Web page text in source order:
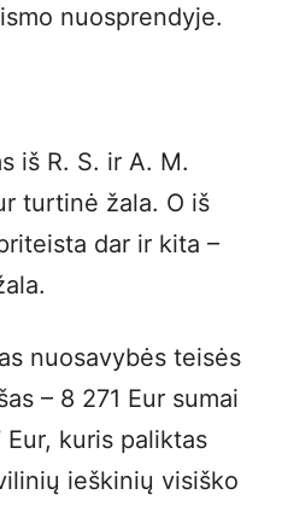
nuosprendyje.
iš R. S. ir A. M.
turtinė žala. O iš
dar ir kita –
nuosavybės teisės
– 8 271 Eur sumai
Eur, kuris paliktas
ieškinių visiško